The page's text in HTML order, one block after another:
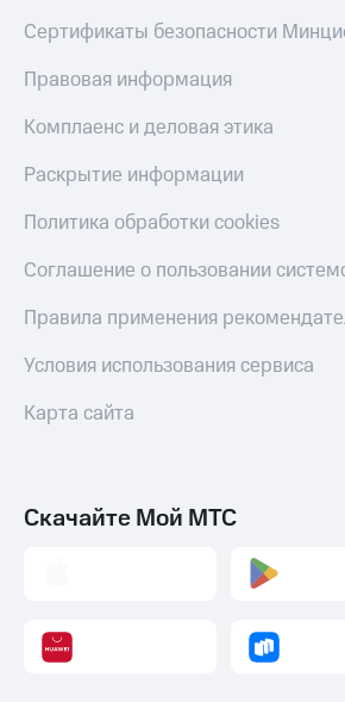
Сертификаты безопасности
Правовая информация
Комплаенс и деловая этика
Раскрытие информации
Политика обработки cookies
Соглашение о пользовании
Правила применения
Условия использования сервиса
Карта сайта
Скачайте Мой МТС